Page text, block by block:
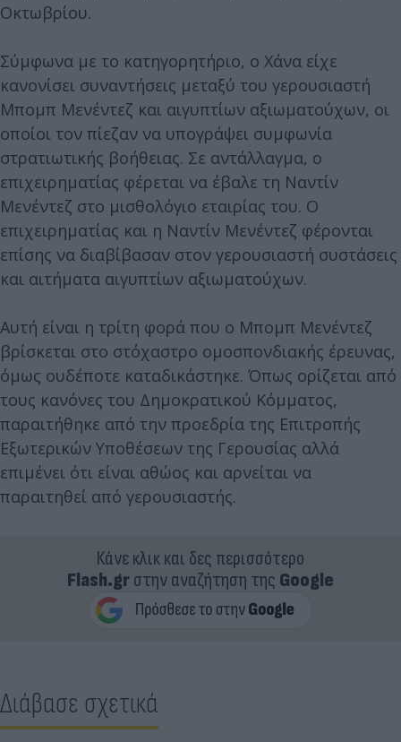
Οκτωβρίου.
Σύμφωνα με το κατηγορητήριο, ο Χάνα είχε
κανονίσει συναντήσεις μεταξύ του γερουσιαστή
Μπομπ Μενέντεζ και αιγυπτίων αξιωματούχων, οι
οποίοι τον πίεζαν να υπογράψει συμφωνία
στρατιωτικής βοήθειας. Σε αντάλλαγμα, ο
επιχειρηματίας φέρεται να έβαλε τη Ναντίν
Μενέντεζ στο μισθολόγιο εταιρίας του. Ο
επιχειρηματίας και η Ναντίν Μενέντεζ φέρονται
επίσης να διαβίβασαν στον γερουσιαστή συστάσεις
και αιτήματα αιγυπτίων αξιωματούχων.
Αυτή είναι η τρίτη φορά που ο Μπομπ Μενέντεζ
βρίσκεται στο στόχαστρο ομοσπονδιακής έρευνας,
όμως ουδέποτε καταδικάστηκε. Όπως ορίζεται από
τους κανόνες του Δημοκρατικού Κόμματος,
παραιτήθηκε από την προεδρία της Επιτροπής
Εξωτερικών Υποθέσεων της Γερουσίας αλλά
επιμένει ότι είναι αθώος και αρνείται να
παραιτηθεί από γερουσιαστής.
Κάνε κλικ και δες περισσότερο
Flash.grστην αναζήτηση της Google
Διάβασε σχετικά